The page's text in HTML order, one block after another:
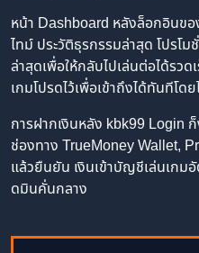
หน้า Dashboard หลังล็อกอินข
ไทม์ ประวัติธุรกรรมล่าสุด โปรโ
ล่าสุดเพื่อให้กลับไปเล่นต่อได้รว
เกมโปรดไว้เพื่อเข้าถึงได้ทันทีโด
การฝากเงินหลัง kbk99 Login
ช่องทาง TrueMoney Wallet,
แล้วยืนยัน เงินเข้าบัญชีเล่นเกม
ดมินคั่นกลาง